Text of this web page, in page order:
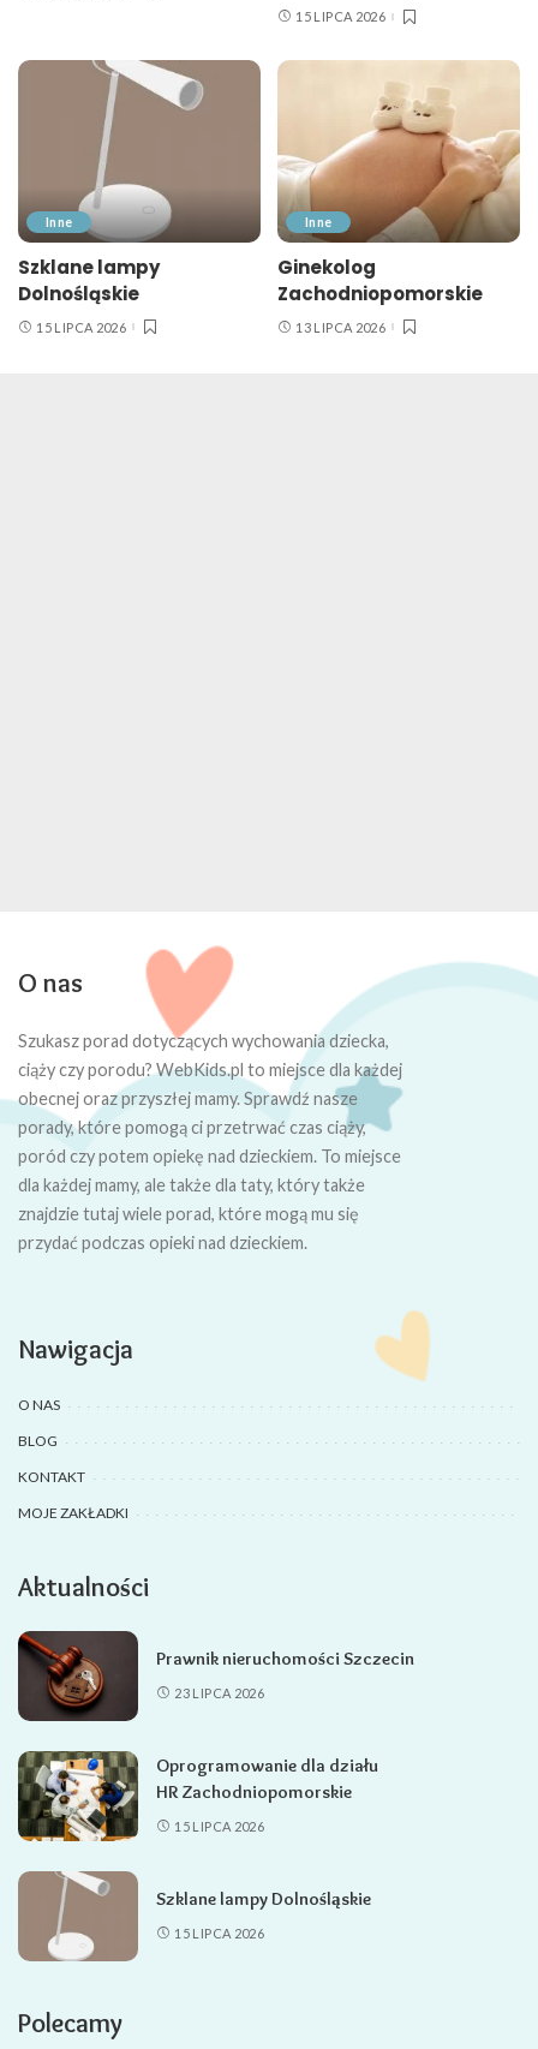
15 LIPCA 2026
Inne
Szklane lampy
Dolnośląskie
15 LIPCA 2026
Inne
Ginekolog
Zachodniopomorskie
13 LIPCA 2026
O nas
Szukasz porad dotyczących wychowania dziecka,
ciąży czy porodu? WebKids.pl to miejsce dla każdej
obecnej oraz przyszłej mamy. Sprawdź nasze
porady, które pomogą ci przetrwać czas ciąży,
poród czy potem opiekę nad dzieckiem. To miejsce
dla każdej mamy, ale także dla taty, który także
znajdzie tutaj wiele porad, które mogą mu się
przydać podczas opieki nad dzieckiem.
Nawigacja
O NAS
BLOG
KONTAKT
MOJE ZAKŁADKI
Aktualności
Prawnik nieruchomości Szczecin
23 LIPCA 2026
Oprogramowanie dla działu
HR Zachodniopomorskie
15 LIPCA 2026
Szklane lampy Dolnośląskie
15 LIPCA 2026
Polecamy